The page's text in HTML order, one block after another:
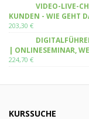
VIDEO-LIVE-
KUNDEN - WIE GEHT
203,30 €
| ONLINESEMINAR,
224,70 €
KURSSUCHE